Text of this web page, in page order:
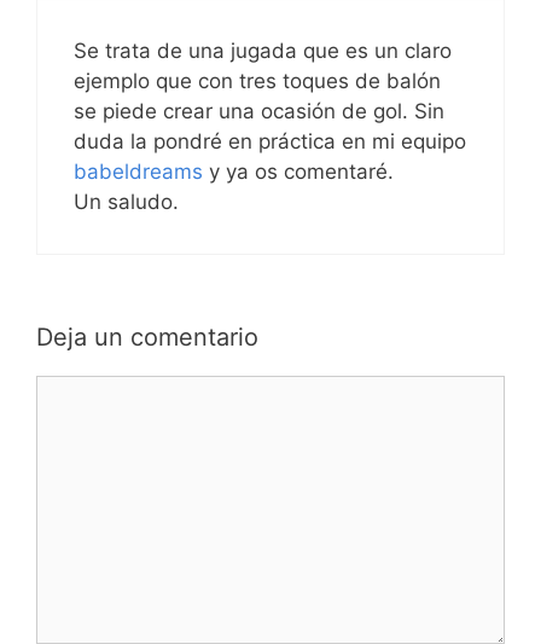
Se trata de una jugada que es un claro
ejemplo que con tres toques de balón
se piede crear una ocasión de gol. Sin
duda la pondré en práctica en mi equipo
babeldreams y ya os comentaré.
Un saludo.
Deja un comentario